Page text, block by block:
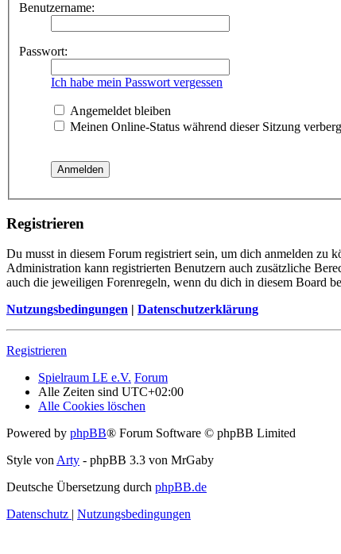
Benutzername:
Passwort:
Ich habe mein Passwort vergessen
Angemeldet bleiben
Meinen Online-Status während dieser Sitzung
Registrieren
Du musst in diesem Forum registriert sein, um dich anmelden
Administration kann registrierten Benutzern auch zusätzliche
auch die jeweiligen Forenregeln, wenn du dich in diesem Board
Nutzungsbedingungen | Datenschutzerklärung
Registrieren
Spielraum LE e.V. Forum
Alle Zeiten sind UTC+02:00
Alle Cookies löschen
Powered by phpBB® Forum Software © phpBB Limited
Style vonArty - phpBB 3.3 von MrGaby
Deutsche Übersetzung durch phpBB.de
Datenschutz | Nutzungsbedingungen